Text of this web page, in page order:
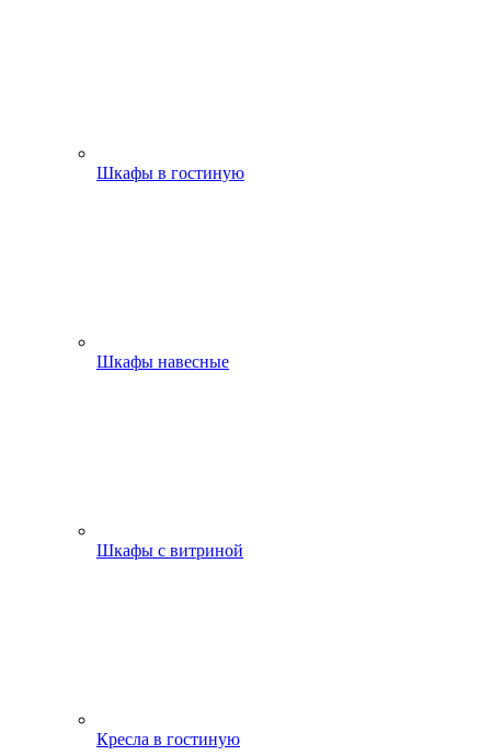
Шкафы в гостиную
Шкафы навесные
Шкафы с витриной
Кресла в гостиную